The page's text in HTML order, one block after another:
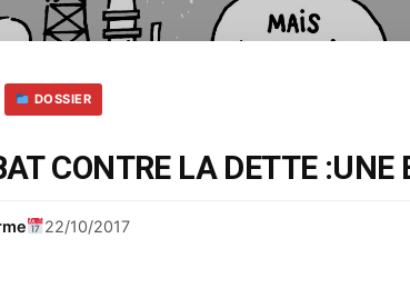
DOSSIER
CONTRE LA DETTE :UNE
22/10/2017